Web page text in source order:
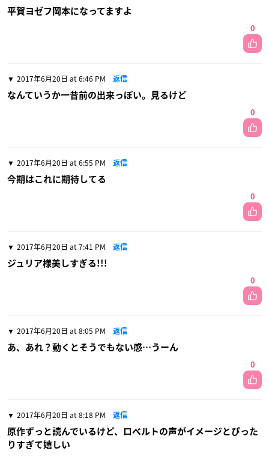
平賀ヨゼフ岡本になってますよ
0
2017年6月20日 at 6:46 PM 返信
なんていうか一昔前の出来っぽい。見るけど
0
2017年6月20日 at 6:55 PM 返信
今期はこれに期待してる
0
2017年6月20日 at 7:41 PM 返信
ジュリア様美しすぎる!!!
0
2017年6月20日 at 8:05 PM 返信
あ、あれ？動くとそうでもない感…うーん
0
2017年6月20日 at 8:18 PM 返信
原作ずっと読んでいるけど、ロベルトの声がイメージとぴった
りすぎて嬉しい